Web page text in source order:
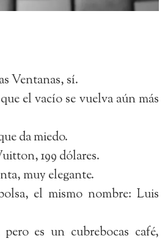
Ventanas, sí.
el vacío se vuelva aún más
da miedo.
199 dólares.
muy elegante.
el mismo nombre: Luis
es un cubrebocas café,